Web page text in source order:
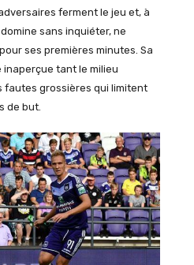
ferment le jeu et, à
sans inquiéter, ne
ses premières minutes. Sa
tant le milieu
fautes grossières qui limitent
de but.